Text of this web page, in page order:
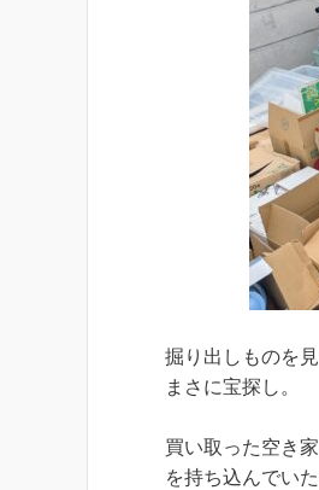
掘り出しものを
まさに宝探し。
買い取った空き
を持ち込んでい